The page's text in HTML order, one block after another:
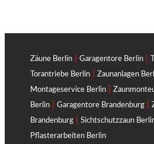
Zäune Berlin |Garagentore Berlin |
Torantriebe Berlin |Zaunanlagen
Montageservice Berlin |
Berlin |Garagentore Brandenburg |
Brandenburg |Sichtschutzzaun
Pflasterarbeiten Berlin